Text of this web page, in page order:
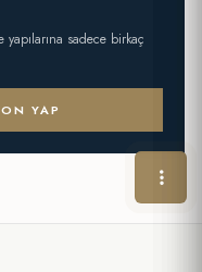
sadece birkaç
YAP